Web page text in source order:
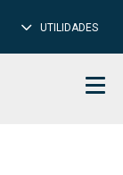
UTILIDADES